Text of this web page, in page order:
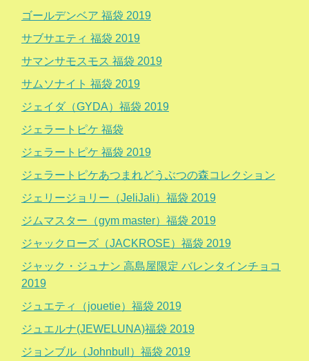
ゴールデンベア 福袋 2019
サブサエティ 福袋 2019
サマンサモスモス 福袋 2019
サムソナイト 福袋 2019
ジェイダ（GYDA）福袋 2019
ジェラートピケ 福袋
ジェラートピケ 福袋 2019
ジェラートピケあつまれどうぶつの森コレクション
ジェリージョリー（JeliJali）福袋 2019
ジムマスター（gym master）福袋 2019
ジャックローズ（JACKROSE）福袋 2019
ジャック・ジュナン 高島屋限定 バレンタインチョコ
2019
ジュエティ（jouetie）福袋 2019
ジュエルナ(JEWELUNA)福袋 2019
ジョンブル（Johnbull）福袋 2019